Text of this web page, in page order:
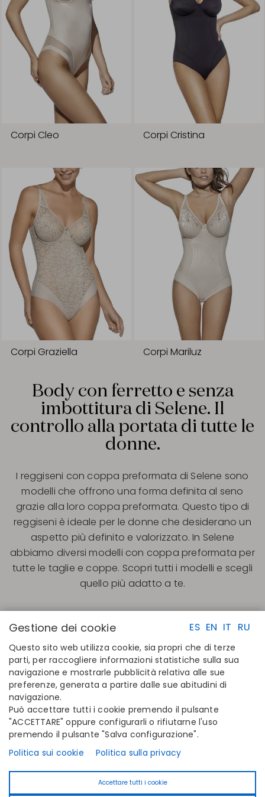
Corpi Cleo Corpi Cristina
Corpi Graziella Corpi Mariluz
Body con ferretto e senza
imbottitura di Selene. Il
controllo alla portata di tutte le
donne.
I reggiseni con coppa preformata di Selene sono
modelli che offrono una forma definita al seno
grazie alla loro coppa preformata. Questo tipo di
reggiseni è ideale per le donne che desiderano un
aspetto più definito e valorizzato. In Selene
abbiamo diversi modelli con coppa preformata per
tutte le taglie e coppe. Scopri tutti i modelli e scegli
quello più adatto a te.
ES EN IT RU
Gestione dei cookie
Questo sito web utilizza cookie, sia propri che di terze
parti, per raccogliere informazioni statistiche sulla sua
navigazione e mostrarle pubblicità relativa alle sue
preferenze, generata a partire dalle sue abitudini di
navigazione.
Può accettare tutti i cookie premendo il pulsante
"ACCETTARE" oppure configurarli o rifiutarne l'uso
premendo il pulsante "Salva configurazione".
Politica sui cookie
Politica sulla privacy
Accettare tutti i cookie
LINK RAPIDI
Calcola la tua taglia
Trova il tuo negozio
Unisciti alla directory
CONTATTI
Disintex 2021 SL
disintex@disintex.es
AZIENDA
Chi siamo
Blog
SEGUICI
Facebook
Linkedin
Youtube